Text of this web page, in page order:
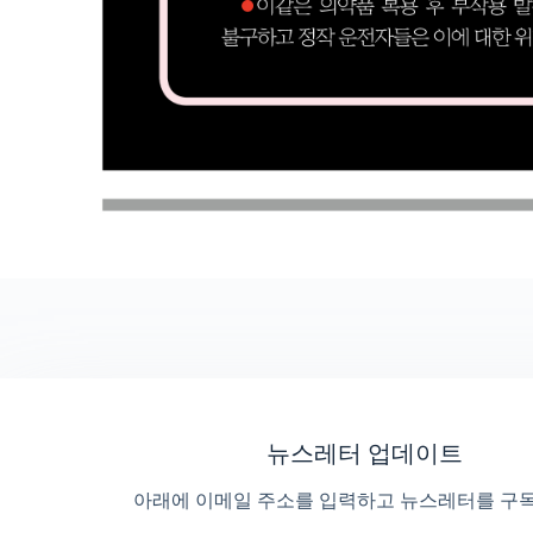
뉴스레터 업데이트
아래에 이메일 주소를 입력하고 뉴스레터를 구